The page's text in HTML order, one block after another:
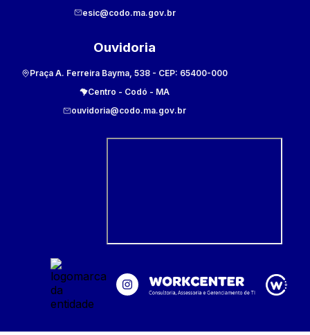
esic@codo.ma.gov.br
Ouvidoria
Praça A. Ferreira Bayma, 538 - CEP: 65400-000
Centro - Codó - MA
ouvidoria@codo.ma.gov.br